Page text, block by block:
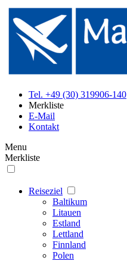
Tel. +49 (30) 319906-140
Merkliste
E-Mail
Kontakt
Menu
Merkliste
Reiseziel
Baltikum
Litauen
Estland
Lettland
Finnland
Polen